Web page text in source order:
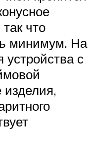
что
минимум. На
устройства с
изделия,